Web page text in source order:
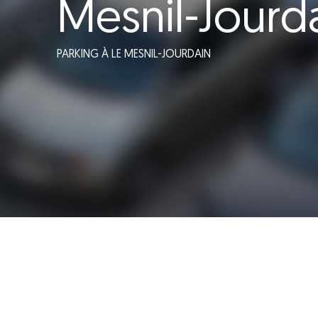
Mesnil-
PARKING À LE MESNIL-JOURDAIN